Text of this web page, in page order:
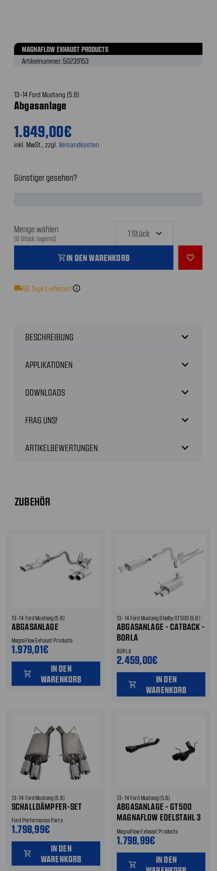
MAGNAFLOW EXHAUST PRODUCTS
Artikelnummer.:50239153
13-14 Ford Mustang (5.8)
Abgasanlage
1.849,00€
inkl. MwSt., zzgl. Versandkosten
Günstiger gesehen?
Menge wählen
(0 Stück lagernd)
shopping_cartIN DEN WARENKORB favorite_outline
local_shipping52Tage Lieferzeitinfo
BESCHREIBUNG expand_more
APPLIKATIONEN expand_more
DOWNLOADS expand_more
FRAG UNS! expand_more
ARTIKELBEWERTUNGEN expand_more
ZUBEHÖR
13-14 Ford Mustang (5.8)
ABGASANLAGE
MagnaFlow Exhaust Products
1.979,01€
shopping_cart
IN DEN
WARENKORB
13-14 Ford Mustang Shelby GT500 (5.8)
ABGASANLAGE - CATBACK -
BORLA
BORLA
2.459,00€
shopping_cart
IN DEN
WARENKORB
13-14 Ford Mustang (5.8)
SCHALLDÄMPFER-SET
Ford Performance Parts
1.798,99€
shopping_cart
IN DEN
WARENKORB
13-14 Ford Mustang (5.8)
ABGASANLAGE - GT500
MAGNAFLOW EDELSTAHL 3
ZOLL ENDTÖPFE
MagnaFlow Exhaust Products
1.798,99€
shopping_cart
IN DEN